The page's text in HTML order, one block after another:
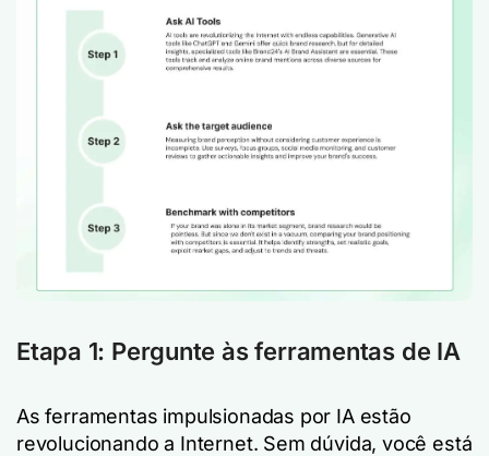
Etapa 1: Pergunte às ferramentas de IA
As ferramentas impulsionadas por IA estão
revolucionando a Internet. Sem dúvida, você está